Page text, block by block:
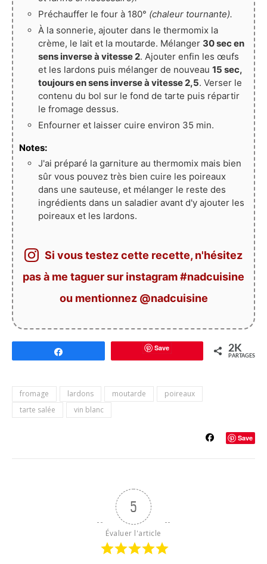
Préchauffer le four à 180° (chaleur tournante).
À la sonnerie, ajouter dans le thermomix la
crème, le lait et la moutarde. Mélanger 30 sec en
sens inverse à vitesse 2. Ajouter enfin les œufs
et les lardons puis mélanger de nouveau 15 sec,
toujours en sens inverse à vitesse 2,5. Verser le
contenu du bol sur le fond de tarte puis répartir
le fromage dessus.
Enfourner et laisser cuire environ 35 min.
Notes:
J'ai préparé la garniture au thermomix mais bien
sûr vous pouvez très bien cuire les poireaux
dans une sauteuse, et mélanger le reste des
ingrédients dans un saladier avant d'y ajouter les
poireaux et les lardons.
Si vous testez cette recette, n'hésitez
pas à me taguer sur instagram #nadcuisine
ou mentionnez @nadcuisine
Save 2K
PARTAGES
fromage lardons moutarde
poireaux
tarte salée
vin blanc
Save
5
Évaluer l'article